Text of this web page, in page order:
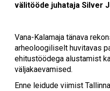
välitööde juhataja Silver
Vana-Kalamaja tänava
arheoloogiliselt huvitavas
ehitustöödega alustamist
väljakaevamised.
Enne leidude viimist